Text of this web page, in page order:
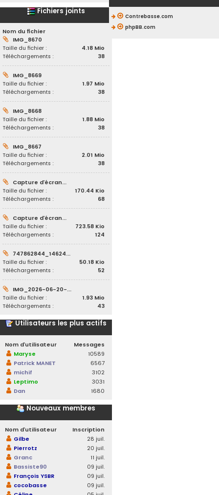
Fichiers joints
Nom du fichier
IMG_8670
Taille du fichier :
4.18 Mio
Téléchargements :
38
IMG_8669
Taille du fichier :
1.97 Mio
Téléchargements :
38
IMG_8668
Taille du fichier :
1.88 Mio
Téléchargements :
38
IMG_8667
Taille du fichier :
2.01 Mio
Téléchargements :
38
Capture d’écran...
Taille du fichier :
170.44 Kio
Téléchargements :
68
Capture d’écran...
Taille du fichier :
723.58 Kio
Téléchargements :
124
747862844_14624...
Taille du fichier :
50.18 Kio
Téléchargements :
52
IMG_2026-06-20-...
Taille du fichier :
1.93 Mio
Téléchargements :
43
Utilisateurs les plus actifs
Nom d’utilisateur
Messages
Maryse
10589
Patrick MANET
6567
michif
3102
Leptimo
3031
Dan
1680
Nouveaux membres
Nom d’utilisateur
Inscription
Gilbe
28 juil.
Pierrotz
20 juil.
Granc
11 juil.
Bassiste90
09 juil.
François YSBR
09 juil.
cocobasse
09 juil.
Contrebasse.com
phpBB.com